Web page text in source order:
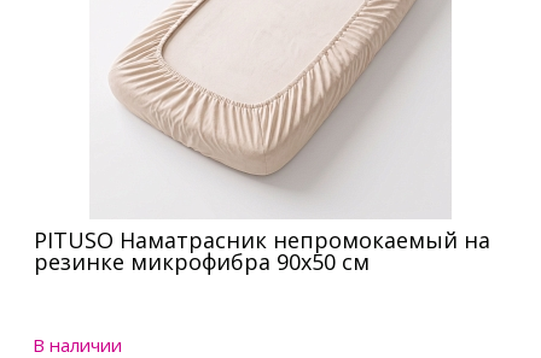
PITUSO Наматрасник непромокаемый на
резинке микрофибра 90х50 см
В наличии